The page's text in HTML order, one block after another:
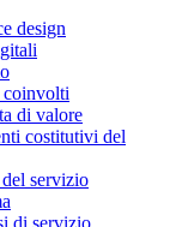
design
coinvolti
di valore
costitutivi del
servizio
di servizio